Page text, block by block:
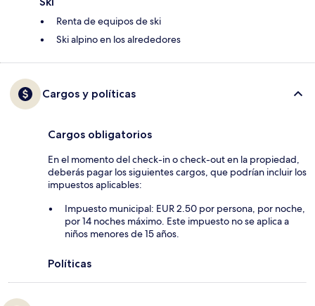
Renta de equipos de ski
Ski alpino en los alrededores
Cargos y políticas
Cargos obligatorios
En el momento del check-in o check-out en la propiedad,
deberás pagar los siguientes cargos, que podrían incluir los
impuestos aplicables:
Impuesto municipal: EUR 2.50 por persona, por noche,
por 14 noches máximo. Este impuesto no se aplica a
niños menores de 15 años.
Políticas